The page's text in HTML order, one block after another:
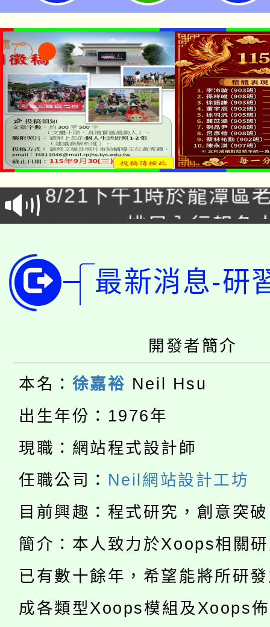
「本色祭」8/29、30在
場熱烈登場!
8/21下午1時於龍潭區
徵才活動。
YOUNG桃局內行報名
開!
115年桃園市運動會8/
田徑場及游泳池舉行。
桃園市低收入戶享有免
視費優惠，中低收入戶
半價優惠，詳情可洽有
者。
大園自造教育及科技
份教師增能研習
大溪自造教育及科技中
份教師研習
淨零綠生活教案入校路
115年食農教育專業人
程
「本色祭」8/29、30在
場熱烈登場!
8/21下午1時於龍潭區
徵才活動。
YOUNG桃局內行報名
局官網。
8月14至27日，桃園電
開!
115年桃園市運動會8/
田徑場及游泳池舉行。
桃園市低收入戶享有免
最新消息-研
開發者簡介
本名： 徐嘉裕 Neil Hsu
出生年份：1976年
現職：網站程式設計師
任職公司： Neil網站設計工坊
目前興趣：程式研究，創意突
簡介：本人致力於Xoops相關
已有數十餘年，希望能將所研
成各類型Xoops模組及Xoops